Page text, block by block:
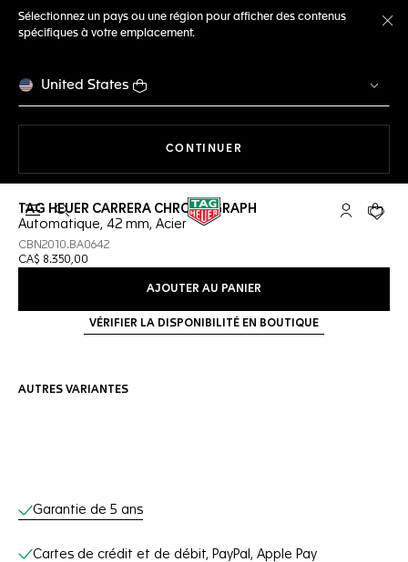
Sélectionnez un pays ou une région pour afficher des contenus
spécifiques à votre emplacement.
United States
CONTINUER
Ouvrir la barre de recherche Compte My
Votre
TAG HEUER CARRERA CHRONOGRAPH
Automatique, 42 mm, Acier
CBN2010.BA0642
CA$ 8.350,00
AJOUTER AU PANIER
VÉRIFIER LA DISPONIBILITÉ EN BOUTIQUE
AUTRES VARIANTES
Services en ligne
Garantie de 5 ans
Cartes de crédit et de débit, PayPal, Apple Pay